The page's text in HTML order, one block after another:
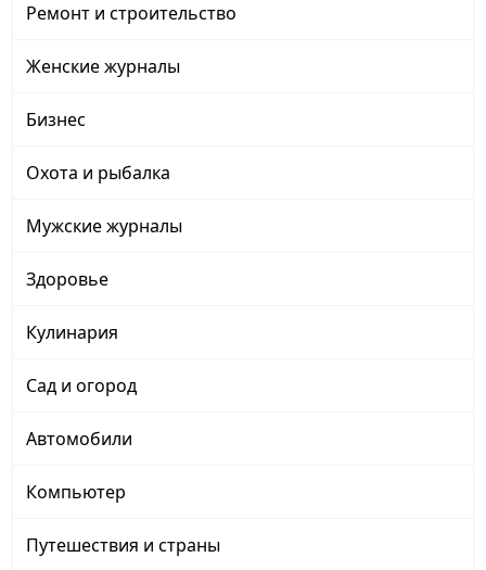
Ремонт и строительство
Женские журналы
Бизнес
Охота и рыбалка
Мужские журналы
Здоровье
Кулинария
Сад и огород
Автомобили
Компьютер
Путешествия и страны